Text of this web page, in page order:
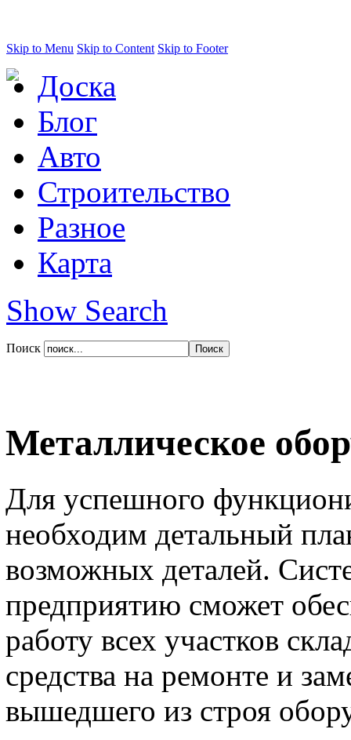
Skip to Menu Skip to Content Skip to Footer
Доска
Блог
Авто
Строительство
Разное
Карта
Show Search
Поиск
Металлическое
Для успешного
необходим детальный
возможных деталей.
предприятию сможет
работу всех участков
средства на ремонте и
вышедшего из строя